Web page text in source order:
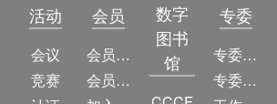
活动
会议
竞赛
会员
会员简介
会员权益
数字
图书
馆
专委
专委简介
专委条例